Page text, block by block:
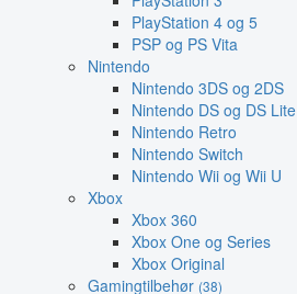
PlayStation 4 og 5
PSP og PS Vita
Nintendo
Nintendo 3DS og 2DS
Nintendo DS og DS Lite
Nintendo Retro
Nintendo Switch
Nintendo Wii og Wii U
Xbox
Xbox 360
Xbox One og Series
Xbox Original
Gamingtilbehør (38)